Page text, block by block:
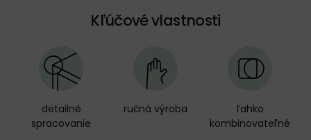
Kľúčové vlastnosti
detailné
spracovanie
ručná výroba
ľahko
kombinovateľné